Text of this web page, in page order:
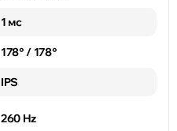
1 мс
178° / 178°
IPS
260 Hz